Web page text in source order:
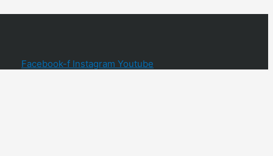
Facebook-f Instagram Youtube